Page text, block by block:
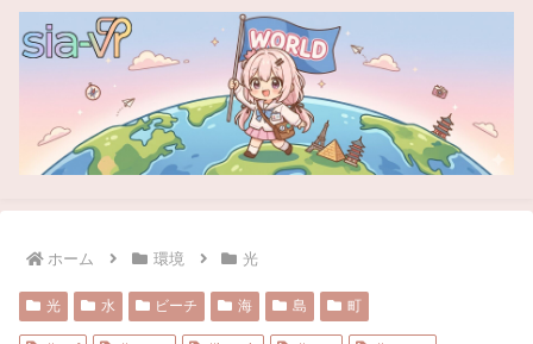
ホーム 環境 光
光 水 ビーチ 海 島 町